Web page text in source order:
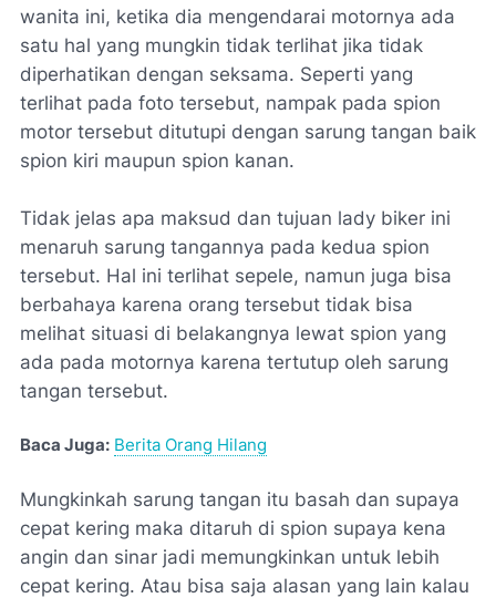
wanita ini, ketika dia mengendarai motornya ada
satu hal yang mungkin tidak terlihat jika tidak
diperhatikan dengan seksama. Seperti yang
terlihat pada foto tersebut, nampak pada spion
motor tersebut ditutupi dengan sarung tangan baik
spion kiri maupun spion kanan.
Tidak jelas apa maksud dan tujuan lady biker ini
menaruh sarung tangannya pada kedua spion
tersebut. Hal ini terlihat sepele, namun juga bisa
berbahaya karena orang tersebut tidak bisa
melihat situasi di belakangnya lewat spion yang
ada pada motornya karena tertutup oleh sarung
tangan tersebut.
Baca Juga: Berita Orang Hilang
Mungkinkah sarung tangan itu basah dan supaya
cepat kering maka ditaruh di spion supaya kena
angin dan sinar jadi memungkinkan untuk lebih
cepat kering. Atau bisa saja alasan yang lain kalau